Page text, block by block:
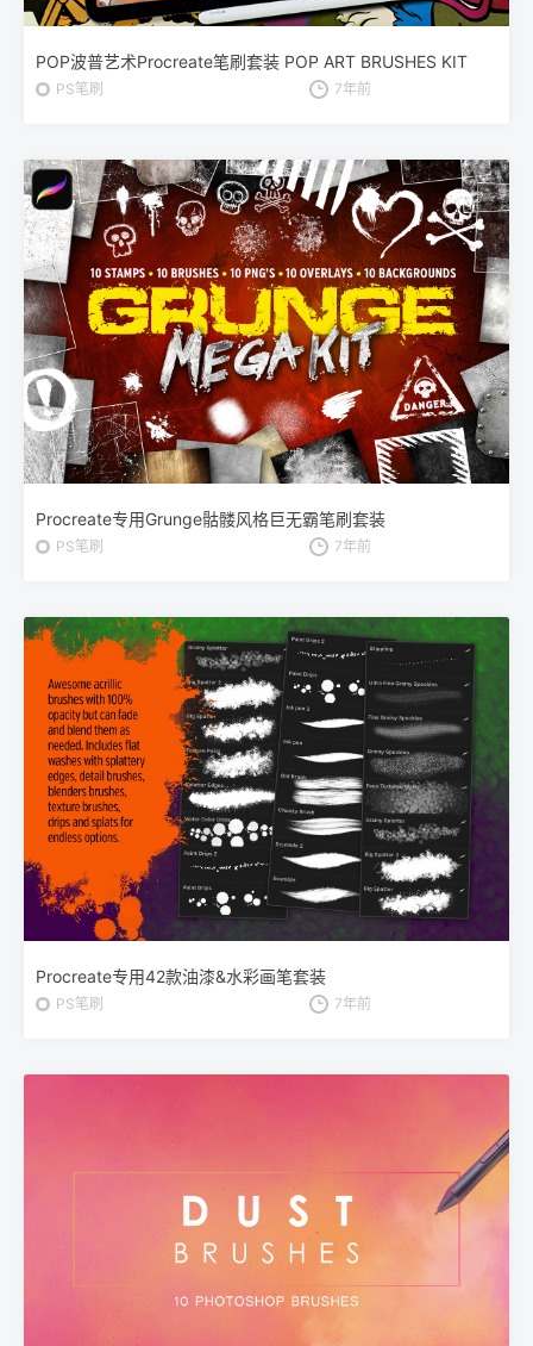
POP波普艺术Procreate笔刷套装 POP ART BRUSHES KIT
PS笔刷 7年前
Procreate专用Grunge骷髅风格巨无霸笔刷套装
PS笔刷 7年前
Procreate专用42款油漆&水彩画笔套装
PS笔刷 7年前